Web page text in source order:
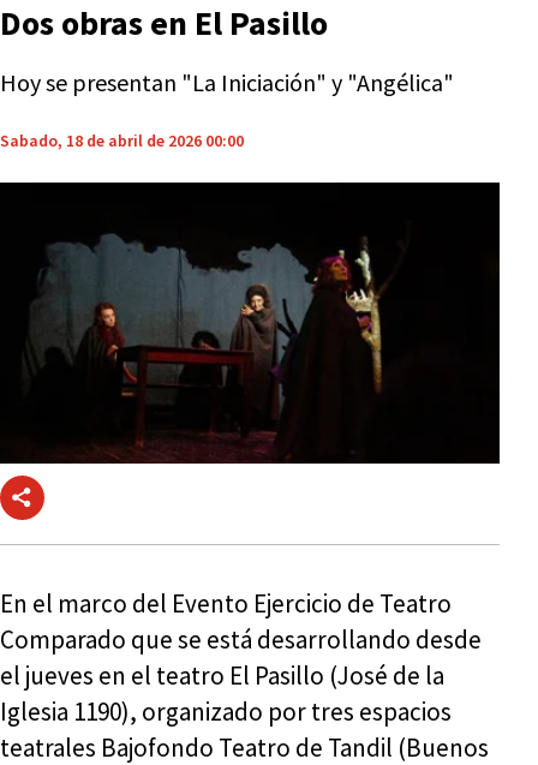
Dos obras en El Pasillo
Hoy se presentan "La Iniciación" y "Angélica"
Sabado, 18 de abril de 2026 00:00
En el marco del Evento Ejercicio de Teatro
Comparado que se está desarrollando desde
el jueves en el teatro El Pasillo (José de la
Iglesia 1190), organizado por tres espacios
teatrales Bajofondo Teatro de Tandil (Buenos